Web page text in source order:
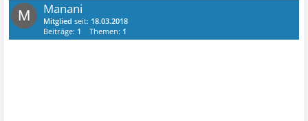
M Manani
Mitglied seit: 18.03.2018
Beiträge: 1 Themen: 1